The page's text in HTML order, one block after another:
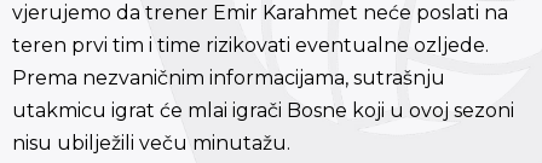
vjerujemo da trener Emir Karahmet neće poslati na
teren prvi tim i time rizikovati eventualne ozljede.
Prema nezvaničnim informacijama, sutrašnju
utakmicu igrat će mlai igrači Bosne koji u ovoj sezoni
nisu ubilježili veču minutažu.